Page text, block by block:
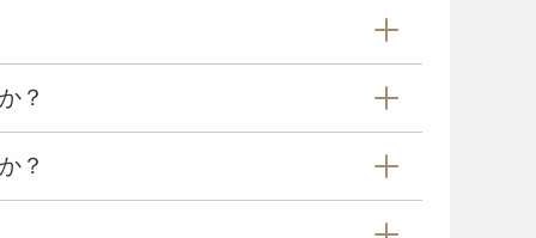
？
？